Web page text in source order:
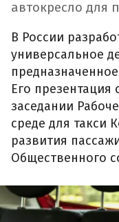
автокресло для
В России
универсальное
Его презентация
заседании
среде для такси
развития
Общественного